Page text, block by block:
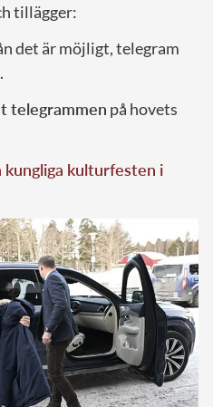
tillägger:
det är möjligt, telegram
telegrammen på hovets
kungliga kulturfesten i